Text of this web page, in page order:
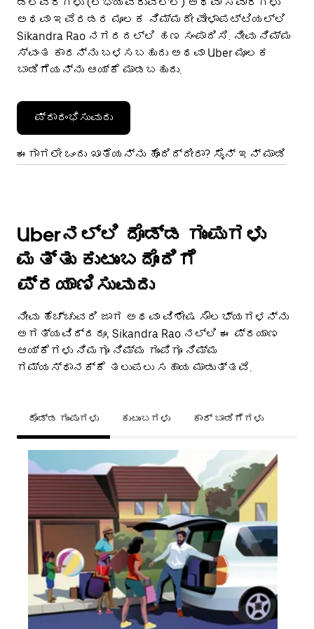
ಅಥವಾ ಇವೆರಡರ ಮೂಲಕ ನಿಮ್ಮದೇ ವೇಳಾಪಟ್ಟಿಯಲ್ಲಿ
Sikandra Rao ನಗರದಲ್ಲಿ ಹಣ ಸಂಪಾದಿಸಿ. ನೀವು ನಿಮ್ಮ
ಸ್ವಂತ ಕಾರನ್ನು ಬಳಸಬಹುದು ಅಥವಾ Uber ಮೂಲಕ
ಬಾಡಿಗೆಯನ್ನು ಆಯ್ಕೆ ಮಾಡಬಹುದು.
ಪ್ರಾರಂಭಿಸುವುದು
ಈಗಾಗಲೇ ಒಂದು ಖಾತೆಯನ್ನು ಹೊಂದಿದ್ದೀರಾ? ಸೈನ್ ಇನ್ ಮಾಡಿ
Uberನಲ್ಲಿ ದೊಡ್ಡ ಗುಂಪುಗಳು
ಮತ್ತು ಕುಟುಂಬದೊಂದಿಗೆ
ಪ್ರಯಾಣಿಸುವುದು
ನೀವು ಹೆಚ್ಚುವರಿ ಜಾಗ ಅಥವಾ ವಿಶೇಷ ಸೌಲಭ್ಯಗಳನ್ನು
ಅಗತ್ಯವಿದ್ದರೂ, Sikandra Rao ನಲ್ಲಿ ಈ ಪ್ರಯಾಣ
ಆಯ್ಕೆಗಳು ನಿಮಗೂ ನಿಮ್ಮ ಗುಂಪಿಗೂ ನಿಮ್ಮ
ಗಮ್ಯಸ್ಥಾನಕ್ಕೆ ತಲುಪಲು ಸಹಾಯ ಮಾಡುತ್ತವೆ.
ದೊಡ್ಡ ಗುಂಪುಗಳು ಕುಟುಂಬಗಳು ಕಾರ್ ಬಾಡಿಗೆಗಳು